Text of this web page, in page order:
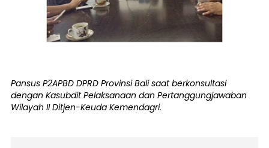
Pansus P2APBD DPRD Provinsi Bali saat berkonsultasi
dengan Kasubdit Pelaksanaan dan Pertanggungjawaban
Wilayah II Ditjen-Keuda Kemendagri.